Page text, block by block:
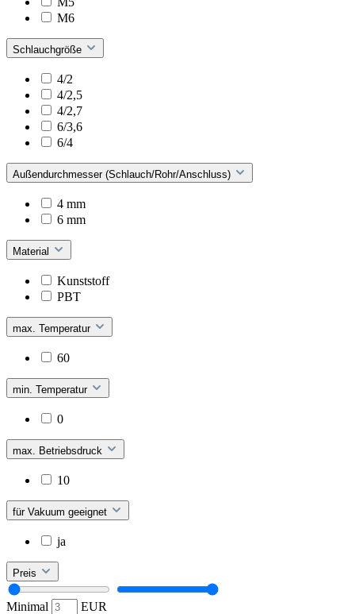
M6
Schlauchgröße
4/2
4/2,5
4/2,7
6/3,6
6/4
Außendurchmesser (Schlauch/Rohr/Anschluss)
4 mm
6 mm
Material
Kunststoff
PBT
max. Temperatur
60
min. Temperatur
0
max. Betriebsdruck
10
für Vakuum geeignet
ja
Preis
Minimal
EUR